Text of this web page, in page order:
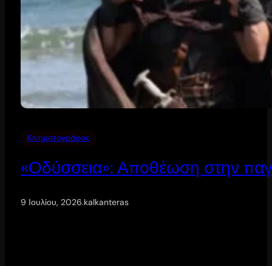
Κινηματογράφος
«Οδύσσεια»: Αποθέωση στην
9 Ιουλίου, 2026.kalkanteras